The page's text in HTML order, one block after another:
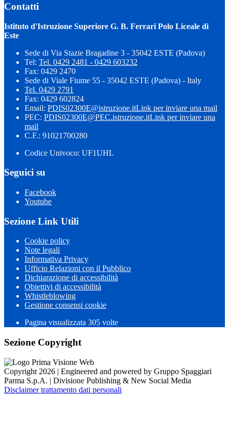
Contatti
Istituto d'Istruzione Superiore G. B. Ferrari Polo Liceale di
Este
Sede di Via Stazie Bragadine 3 - 35042 ESTE (Padova)
Tel: Tel. 0429 2481 - 0429 603232
Fax: 0429 2470
Sede di Viale Fiume 55 - 35042 ESTE (Padova) - Italy
Tel. 0429 2791
Fax: 0429 602824
Email: PDIS02300E@istruzione.itLink per inviare una mail
PEC: PDIS02300E@PEC.istruzione.itLink per inviare una
mail
C.F.: 91021700280
Codice Univoco: UF1UHL
Seguici su
Facebook
Youtube
Sezione Link Utili
Cookie policy
Note legali
Informativa Privacy
Ufficio Relazioni con il Pubblico
Dichiarazione di accessibilità
Obiettivi di accessibilità
Whistleblowing
Gestione consensi cookie
Pagina visualizzata 305 volte
Sezione Copyright
Copyright 2026 | Engineered and powered by Gruppo Spaggiari
Parma S.p.A. | Divisione Publishing & New Social Media
Disclaimer trattamento dati personali